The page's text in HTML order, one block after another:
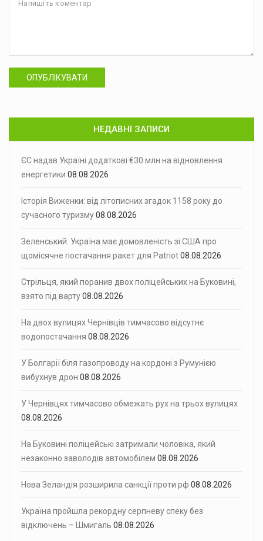
ОПУБЛІКУВАТИ
НЕДАВНІ ЗАПИСИ
ЄС надав Україні додаткові €30 млн на відновлення
енергетики 08.08.2026
Історія Виженки: від літописних згадок 1158 року до
сучасного туризму08.08.2026
Зеленський: Україна має домовленість зі США про
щомісячне постачання ракет для Patriot08.08.2026
Стрільця, який поранив двох поліцейських на Буковині,
взято під варту08.08.2026
На двох вулицях Чернівців тимчасово відсутнє
водопостачання 08.08.2026
У Болгарії біля газопроводу на кордоні з Румунією
вибухнув дрон 08.08.2026
У Чернівцях тимчасово обмежать рух на трьох вулицях
08.08.2026
На Буковині поліцейські затримали чоловіка, який
незаконно заволодів автомобілем 08.08.2026
Нова Зеландія розширила санкції проти рф 08.08.2026
Україна пройшла рекордну серпневу спеку без
відключень – Шмигаль 08.08.2026